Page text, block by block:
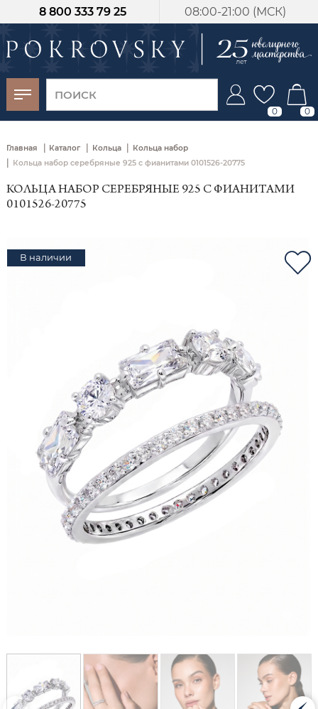
08:00-21:00 (МСК)
8 800 333 79 25
0 0
Главная | Каталог | Кольца | Кольца набор
| Кольца набор серебряные 925 с фианитами 0101526-20775
КОЛЬЦА НАБОР СЕРЕБРЯНЫЕ 925 С ФИАНИТАМИ
0101526-20775
В наличии
-30%
от 15 дней с
момента оплаты